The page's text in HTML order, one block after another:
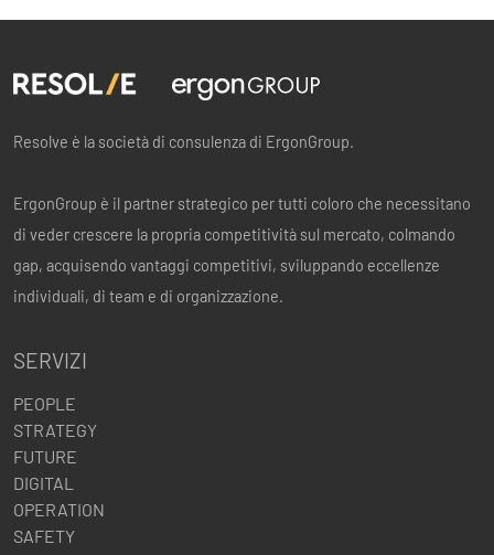
Resolve è la società di consulenza di ErgonGroup.
ErgonGroup è il partner strategico per tutti coloro che necessitano
di veder crescere la propria competitività sul mercato, colmando
gap, acquisendo vantaggi competitivi, sviluppando eccellenze
individuali, di team e di organizzazione.
SERVIZI
PEOPLE
STRATEGY
FUTURE
DIGITAL
OPERATION
SAFETY